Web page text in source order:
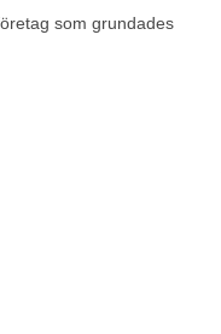
som grundades